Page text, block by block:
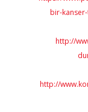
1049128h.htm
bilim-
selcuktan-buyuk-